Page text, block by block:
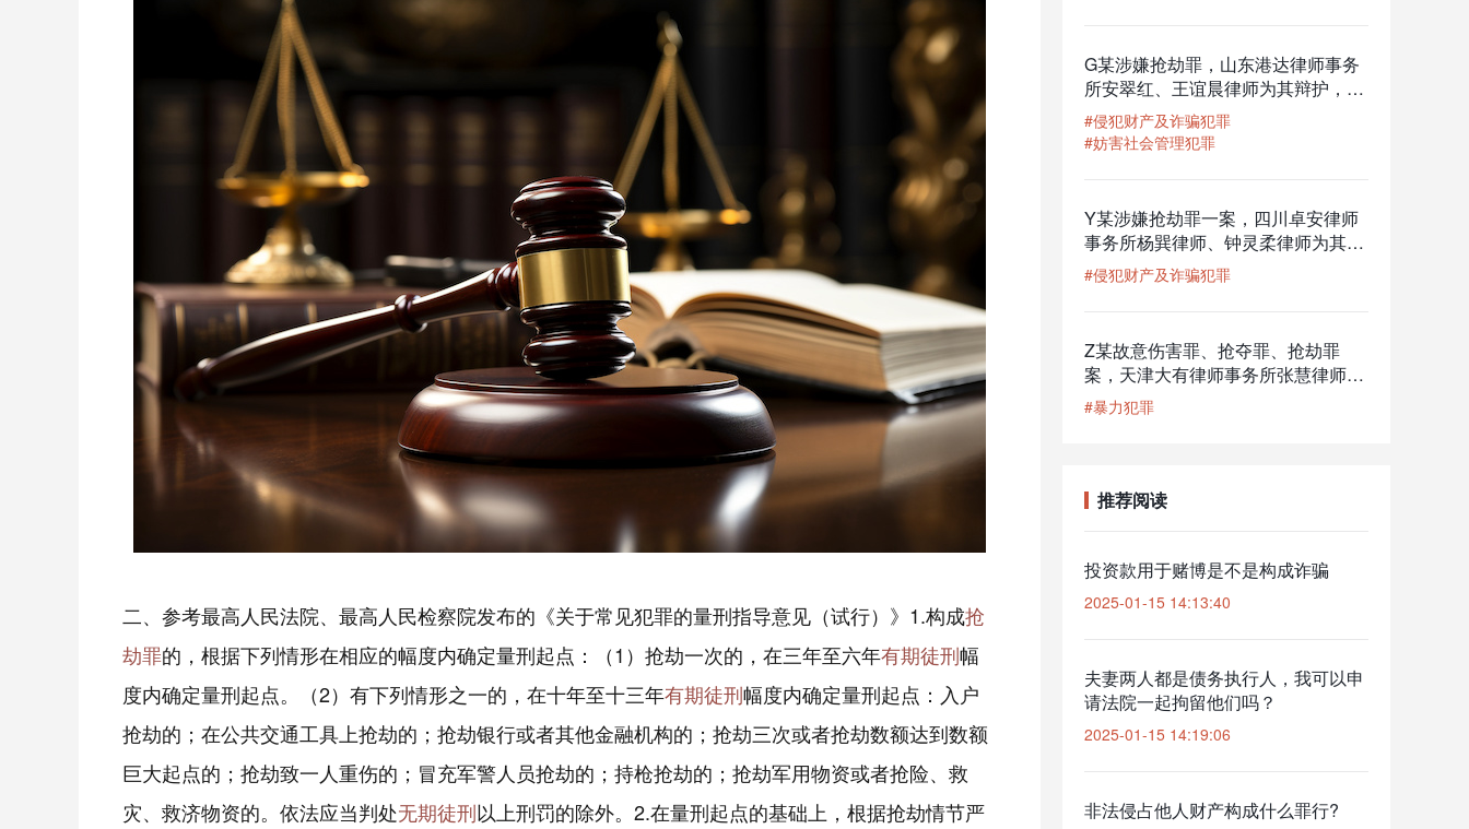
二、参考最高人民法院、最高人民检察院发布的《关于常见犯罪的量刑指导意见（试行）》1.构成抢
劫罪的，根据下列情形在相应的幅度内确定量刑起点：（1）抢劫一次的，在三年至六年有期徒刑幅
度内确定量刑起点。（2）有下列情形之一的，在十年至十三年有期徒刑幅度内确定量刑起点：入户
抢劫的；在公共交通工具上抢劫的；抢劫银行或者其他金融机构的；抢劫三次或者抢劫数额达到数额
巨大起点的；抢劫致一人重伤的；冒充军警人员抢劫的；持枪抢劫的；抢劫军用物资或者抢险、救
灾、救济物资的。依法应当判处无期徒刑以上刑罚的除外。2.在量刑起点的基础上，根据抢劫情节严
G某涉嫌抢劫罪，山东港达律师事务
所安翠红、王谊晨律师为其辩护，最
终认定为抢劫未遂
#侵犯财产及诈骗犯罪
#妨害社会管理犯罪
Y某涉嫌抢劫罪一案，四川卓安律师
事务所杨巽律师、钟灵柔律师为其辩
护，获轻判
#侵犯财产及诈骗犯罪
Z某故意伤害罪、抢夺罪、抢劫罪
案，天津大有律师事务所张慧律师为
其辩护，作出不起诉决定
#暴力犯罪
推荐阅读
投资款用于赌博是不是构成诈骗
2025-01-15 14:13:40
夫妻两人都是债务执行人，我可以申
请法院一起拘留他们吗？
2025-01-15 14:19:06
非法侵占他人财产构成什么罪行?